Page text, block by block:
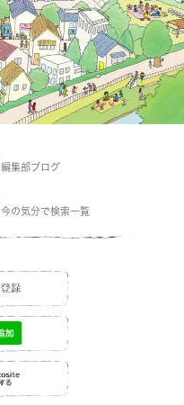
編集部ブログ
今の気分で検索一覧